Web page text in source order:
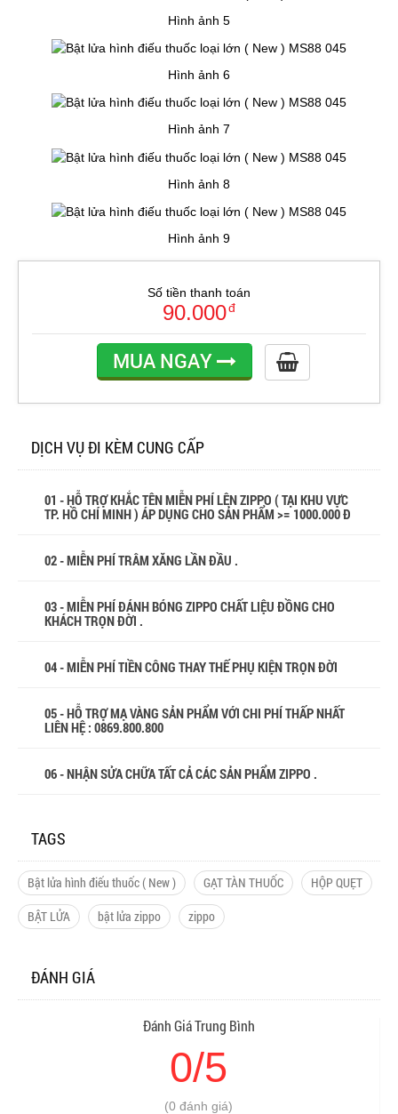
Hình ảnh 5
Hình ảnh 6
Hình ảnh 7
Hình ảnh 8
Hình ảnh 9
Số tiền thanh toán
90.000đ
MUA NGAY
DỊCH VỤ ĐI KÈM CUNG CẤP
01 - HỖ TRỢ KHẮC TÊN MIỄN PHÍ LÊN ZIPPO ( TẠI KHU VỰC
TP. HỒ CHÍ MINH ) ÁP DỤNG CHO SẢN PHẨM >= 1000.000 Đ
02 - MIỄN PHÍ TRÂM XĂNG LẦN ĐẦU .
03 - MIỄN PHÍ ĐÁNH BÓNG ZIPPO CHẤT LIỆU ĐỒNG CHO
KHÁCH TRỌN ĐỜI .
04 - MIỄN PHÍ TIỀN CÔNG THAY THẾ PHỤ KIỆN TRỌN ĐỜI
05 - HỖ TRỢ MẠ VÀNG SẢN PHẨM VỚI CHI PHÍ THẤP NHẤT
LIÊN HỆ : 0869.800.800
06 - NHẬN SỬA CHỮA TẤT CẢ CÁC SẢN PHẨM ZIPPO .
TAGS
Bật lửa hình điếu thuốc ( New ) GẠT TÀN THUỐC
HỘP QUẸT
BẬT LỬA
bật lửa zippo zippo
ĐÁNH GIÁ
Đánh Giá Trung Bình
0/5
(0 đánh giá)